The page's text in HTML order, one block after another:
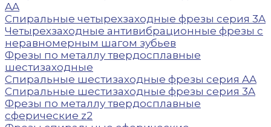
AA
Спиральные четырехзаходные фрезы серия 3A
Четырехзаходные антивибрационные фрезы с
неравномерным шагом зубьев
Фрезы по металлу твердосплавные
шестизаходные
Спиральные шестизаходные фрезы серия AA
Спиральные шестизаходные фрезы серия 3A
Фрезы по металлу твердосплавные
сферические z2